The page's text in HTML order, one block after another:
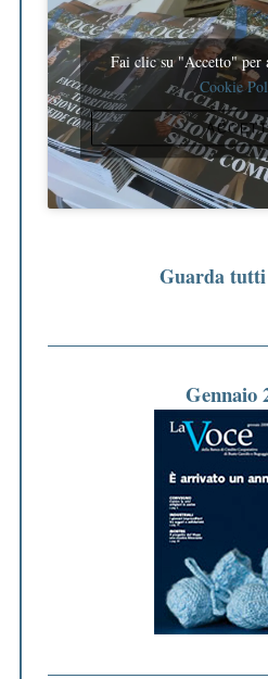
Fai clic su "Accetto"
Cookie
Guarda
Gennaio